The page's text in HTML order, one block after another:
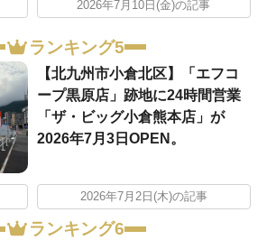
2026年7月10日(金)の記事
ランキング5
【北九州市小倉北区】「エフコ
ープ黒原店」跡地に24時間営業
「ザ・ビッグ小倉熊本店」が
2026年7月3日OPEN。
2026年7月2日(木)の記事
ランキング6